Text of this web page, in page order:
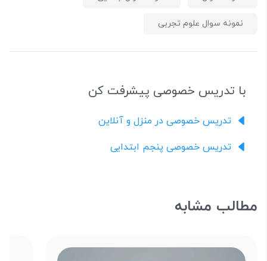
نمونه سوال علوم تجربی
با تدریس خصوصی پیشرفت کن
تدریس خصوصی در منزل و آنلاین
تدریس خصوصی پنجم ابتدایی
مطالب مشابه